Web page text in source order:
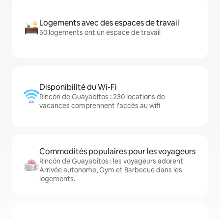
Logements avec des espaces de travail
50 logements ont un espace de travail
Disponibilité du Wi-Fi
Rincón de Guayabitos : 230 locations de
vacances comprennent l'accès au wifi
Commodités populaires pour les voyageurs
Rincón de Guayabitos : les voyageurs adorent
Arrivée autonome, Gym et Barbecue dans les
logements.